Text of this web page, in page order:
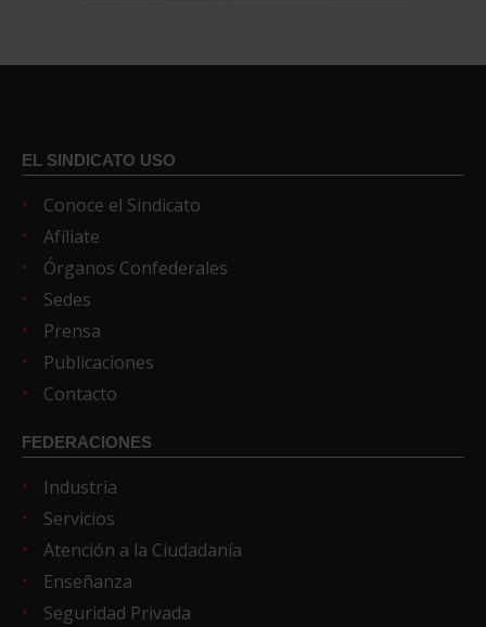
EL SINDICATO USO
Conoce el Sindicato
Afíliate
Órganos Confederales
Sedes
Prensa
Publicaciones
Contacto
FEDERACIONES
Industria
Servicios
Atención a la Ciudadanía
Enseñanza
Seguridad Privada